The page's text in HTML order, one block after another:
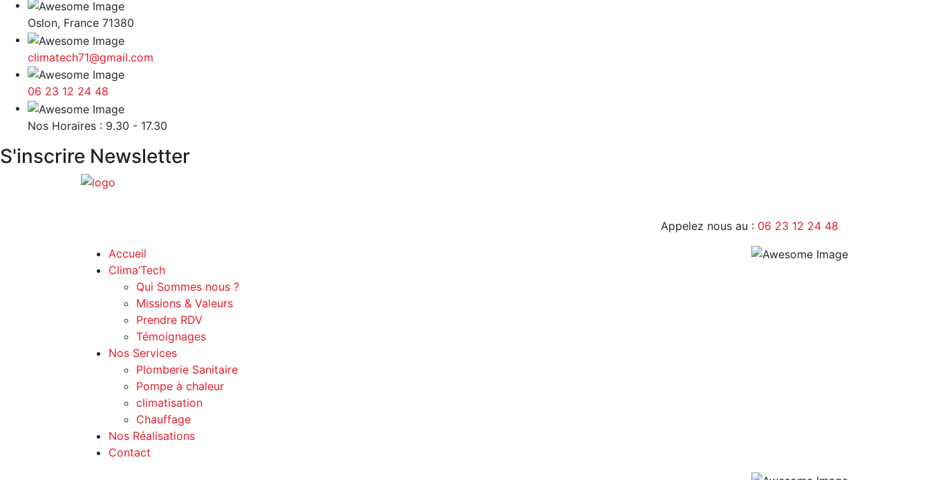
Oslon, France 71380
climatech71@gmail.com
06 23 12 24 48
Nos Horaires : 9.30 - 17.30
S'inscrire Newsletter
Appelez nous au : 06 23 12 24 48
Accueil
Clima’Tech
Qui Sommes nous ?
Missions & Valeurs
Prendre RDV
Témoignages
Nos Services
Plomberie Sanitaire
Pompe à chaleur
climatisation
Chauffage
Nos Réalisations
Contact